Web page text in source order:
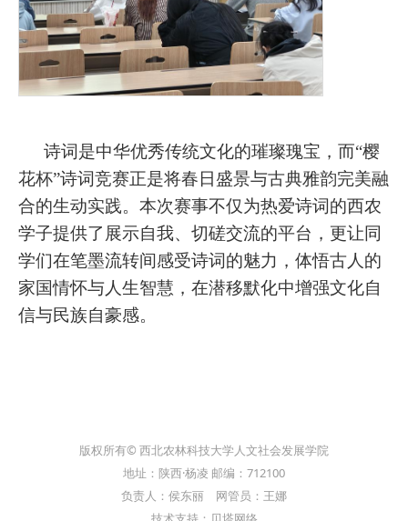
诗词是中华优秀传统文化的璀璨瑰宝，而“樱
花杯”诗词竞赛正是将春日盛景与古典雅韵完美融
合的生动实践。本次赛事不仅为热爱诗词的西农
学子提供了展示自我、切磋交流的平台，更让同
学们在笔墨流转间感受诗词的魅力，体悟古人的
家国情怀与人生智慧，在潜移默化中增强文化自
信与民族自豪感。
版权所有© 西北农林科技大学人文社会发展学院
地址：陕西·杨凌 邮编：712100
负责人：侯东丽 网管员：王娜